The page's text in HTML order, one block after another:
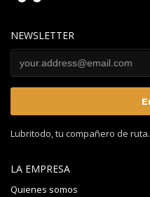
NEWSLETTER
Lubritodo, tu compañero de ruta.
LA EMPRESA
Quienes somos